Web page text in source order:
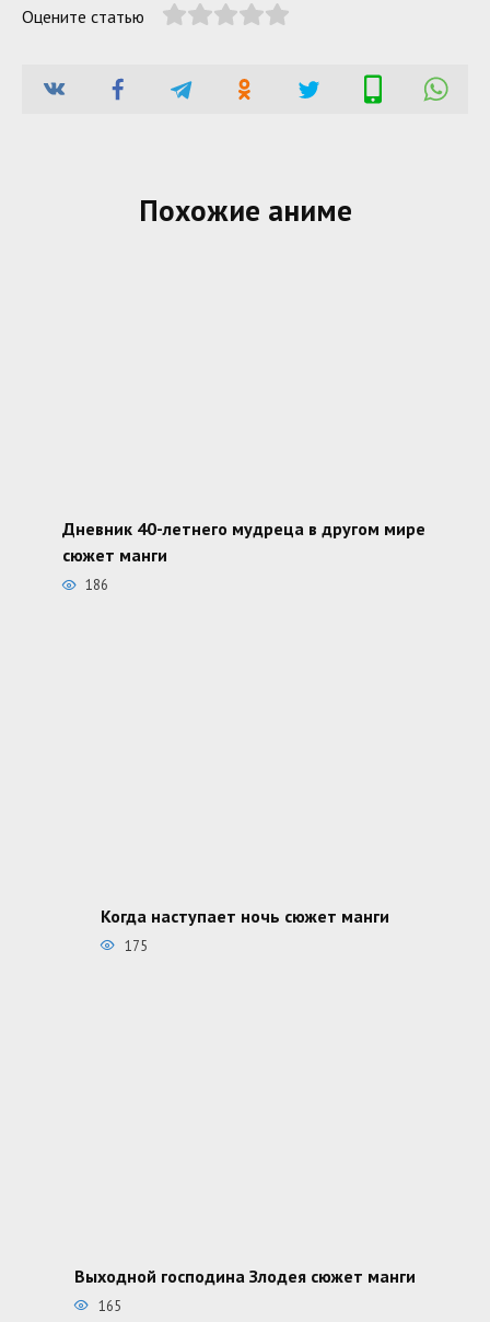
Оцените статью
Похожие аниме
Дневник 40-летнего мудреца в другом мире
сюжет манги
186
Когда наступает ночь сюжет манги
175
Выходной господина Злодея сюжет манги
165